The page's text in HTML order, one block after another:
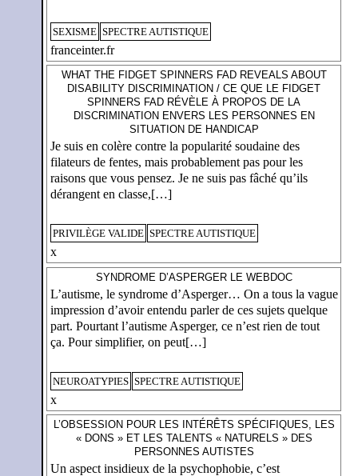
SEXISME SPECTRE AUTISTIQUE
franceinter.fr
WHAT THE FIDGET SPINNERS FAD REVEALS ABOUT
DISABILITY DISCRIMINATION / CE QUE LE FIDGET
SPINNERS FAD RÉVÈLE À PROPOS DE LA
DISCRIMINATION ENVERS LES PERSONNES EN
SITUATION DE HANDICAP
Je suis en colère contre la popularité soudaine des
filateurs de fentes, mais probablement pas pour les
raisons que vous pensez. Je ne suis pas fâché qu’ils
dérangent en classe,[…]
PRIVILÈGE VALIDE SPECTRE AUTISTIQUE
x
SYNDROME D’ASPERGER LE WEBDOC
L’autisme, le syndrome d’Asperger… On a tous la vague
impression d’avoir entendu parler de ces sujets quelque
part. Pourtant l’autisme Asperger, ce n’est rien de tout
ça. Pour simplifier, on peut[…]
NEUROATYPIES SPECTRE AUTISTIQUE
x
L’OBSESSION POUR LES INTÉRÊTS SPÉCIFIQUES, LES
« DONS » ET LES TALENTS « NATURELS » DES
PERSONNES AUTISTES
Un aspect insidieux de la psychophobie, c’est